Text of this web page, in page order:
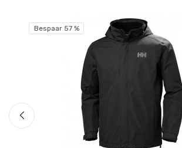
Bespaar 57 %